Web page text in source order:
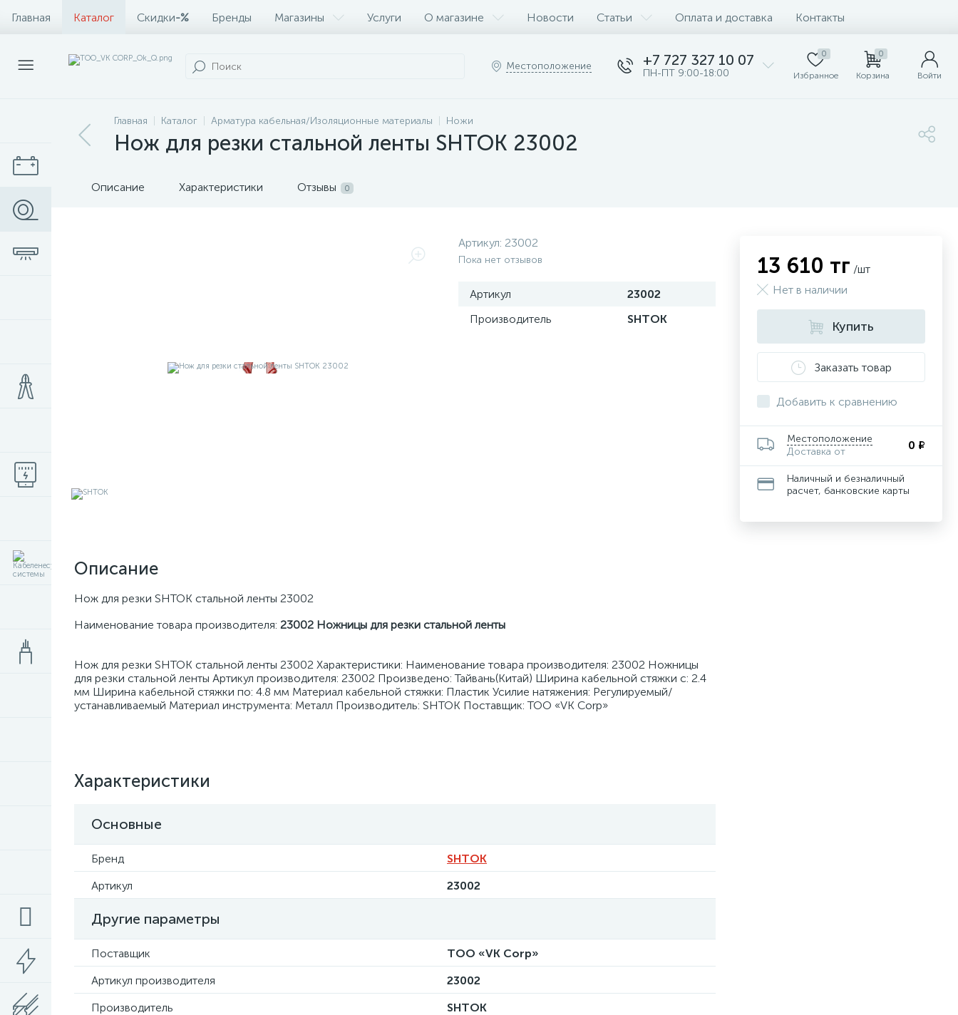
Главная Каталог Скидки-% Бренды Магазины Услуги О магазине Новости Статьи Оплата и доставка Контакты
Местоположение +7 727 327 10 07
ПН-ПТ 9:00-18:00
0
Избранное
0
Корзина Войти
Главная Каталог Арматура кабельная/Изоляционные материалы Ножи
Нож для резки стальной ленты SHTOK 23002
Описание Характеристики Отзывы 0
Артикул: 23002
Пока нет отзывов
Артикул
23002
Производитель
SHTOK
Описание
Нож для резки SHTOK стальной ленты 23002
Наименование товара производителя: 23002 Ножницы для резки стальной ленты
Нож для резки SHTOK стальной ленты 23002 Характеристики: Наименование товара производителя: 23002 Ножницы
для резки стальной ленты Артикул производителя: 23002 Произведено: Тайвань(Китай) Ширина кабельной стяжки с: 2.4
мм Ширина кабельной стяжки по: 4.8 мм Материал кабельной стяжки: Пластик Усилие натяжения: Регулируемый/
устанавливаемый Материал инструмента: Металл Производитель: SHTOK Поставщик: ТОО «VK Corp»
Характеристики
Основные
Бренд
SHTOK
Артикул
23002
Другие параметры
Поставщик
ТОО «VK Corp»
Артикул производителя
23002
Производитель
SHTOK
13 610 тг /шт
Нет в наличии
Купить
Заказать товар
Добавить к сравнению
Местоположение
Доставка от
0 ₽
Наличный и безналичный
расчет, банковские карты